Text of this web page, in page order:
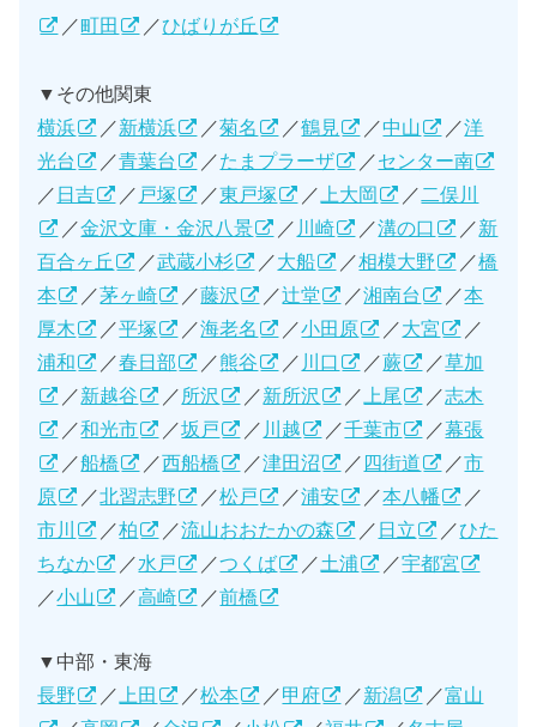
／町田 ／ひばりが丘
▼その他関東
横浜
／新横浜 ／菊名 ／鶴見 ／中山 ／洋
光台
／青葉台 ／たまプラーザ ／センター南
／ 日吉 ／ 戸塚 ／東戸塚 ／ 上大岡 ／ 二俣川
／金沢文庫・金沢八景 ／ 川崎 ／溝の口 ／新
百合ヶ丘
／武蔵小杉 ／大船 ／相模大野 ／橋
本
／茅ヶ崎 ／藤沢 ／辻堂 ／湘南台 ／本
厚木
／平塚 ／海老名 ／小田原 ／大宮
／
浦和
／春日部 ／熊谷 ／ 川口 ／蕨 ／草加
／新越谷 ／ 所沢 ／新所沢 ／ 上尾 ／志木
／和光市 ／坂戸 ／ 川越 ／千葉市 ／幕張
／船橋 ／西船橋 ／津田沼 ／ 四街道 ／市
原
／北習志野 ／松戸 ／浦安 ／本八幡
／
市川
／柏 ／流山おおたかの森 ／ 日立 ／ひた
ちなか
／水戸 ／つくば ／土浦 ／宇都宮
／小山 ／高崎 ／前橋
▼中部・東海
長野
／ 上田 ／松本 ／甲府 ／新潟 ／富山